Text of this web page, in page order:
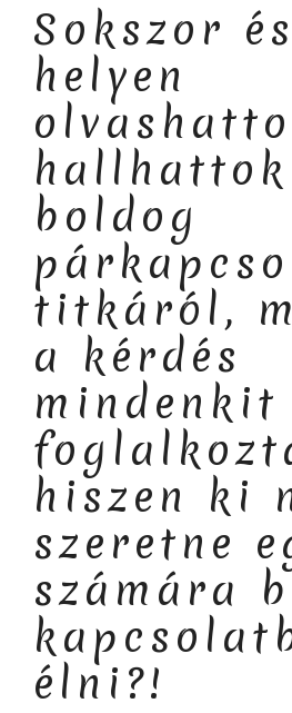
Sokszor
helyen
boldog
titkáról,
a kérdés
mindenkit
hiszen ki
szeretne
számára
élni?!